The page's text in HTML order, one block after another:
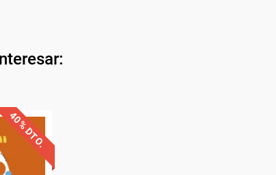
40% DTO.